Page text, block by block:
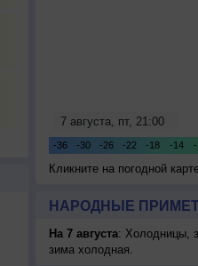
Кликните на погодной
НАРОДНЫЕ
На 7 августа: Холодницы,
зима холодная.